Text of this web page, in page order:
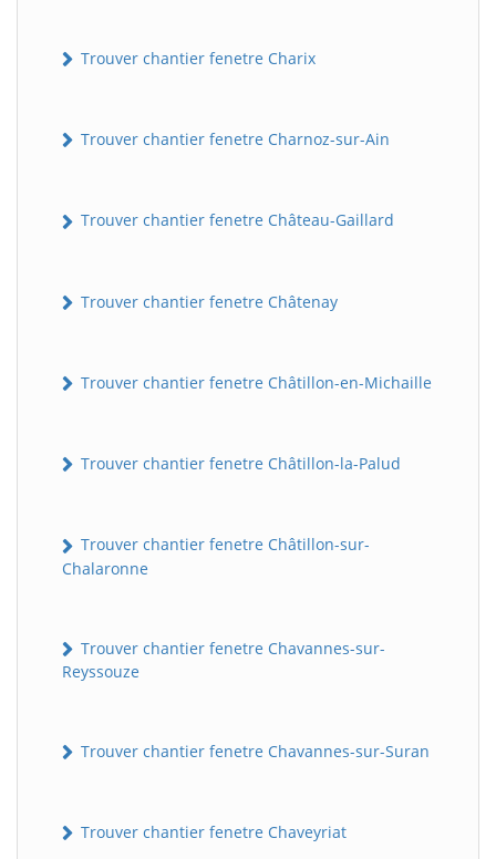
Trouver chantier fenetre Charix
Trouver chantier fenetre Charnoz-sur-Ain
Trouver chantier fenetre Château-Gaillard
Trouver chantier fenetre Châtenay
Trouver chantier fenetre Châtillon-en-Michaille
Trouver chantier fenetre Châtillon-la-Palud
Trouver chantier fenetre Châtillon-sur-
Chalaronne
Trouver chantier fenetre Chavannes-sur-
Reyssouze
Trouver chantier fenetre Chavannes-sur-Suran
Trouver chantier fenetre Chaveyriat